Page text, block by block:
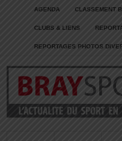
AGENDA CLASSEMENT
CLUBS & LIENS
REPORTAGES PHOTOS